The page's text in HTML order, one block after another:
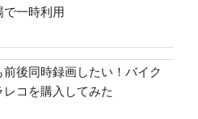
で一時利用
前後同時録画したい！バイク
レコを購入してみた